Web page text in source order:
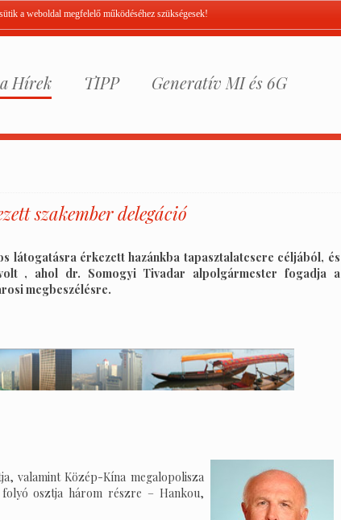
a weboldal megfelelő működéséhez szükségesek!
Hírek TIPP Generatív MI és 6G
szakember delegáció
látogatásra érkezett hazánkba tapasztalatcsere céljából, és
, ahol dr. Somogyi Tivadar alpolgármester fogadja a
megbeszélésre.
valamint Közép-Kína megalopolisza
osztja három részre – Hankou,